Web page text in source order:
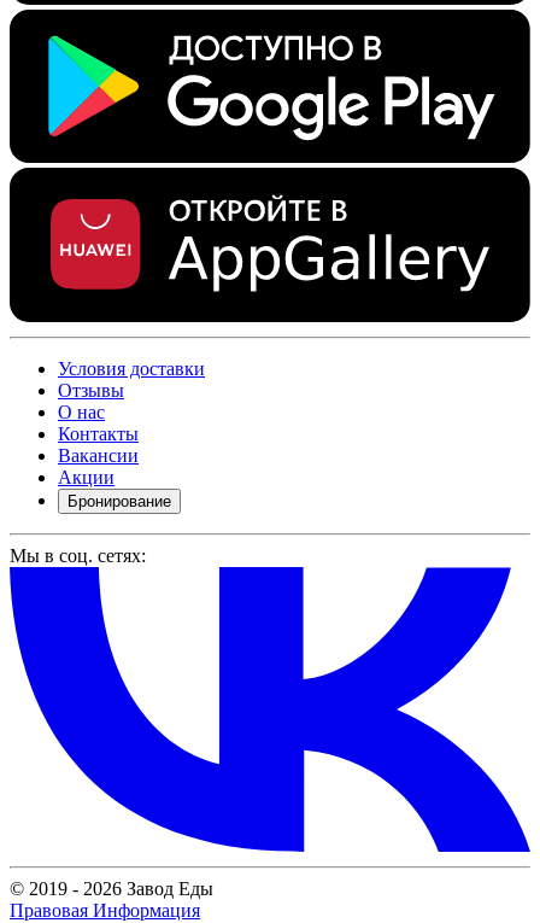
Условия доставки
Отзывы
О нас
Контакты
Вакансии
Акции
Бронирование
Мы в соц. сетях:
© 2019 - 2026 Завод Еды
Правовая Информация